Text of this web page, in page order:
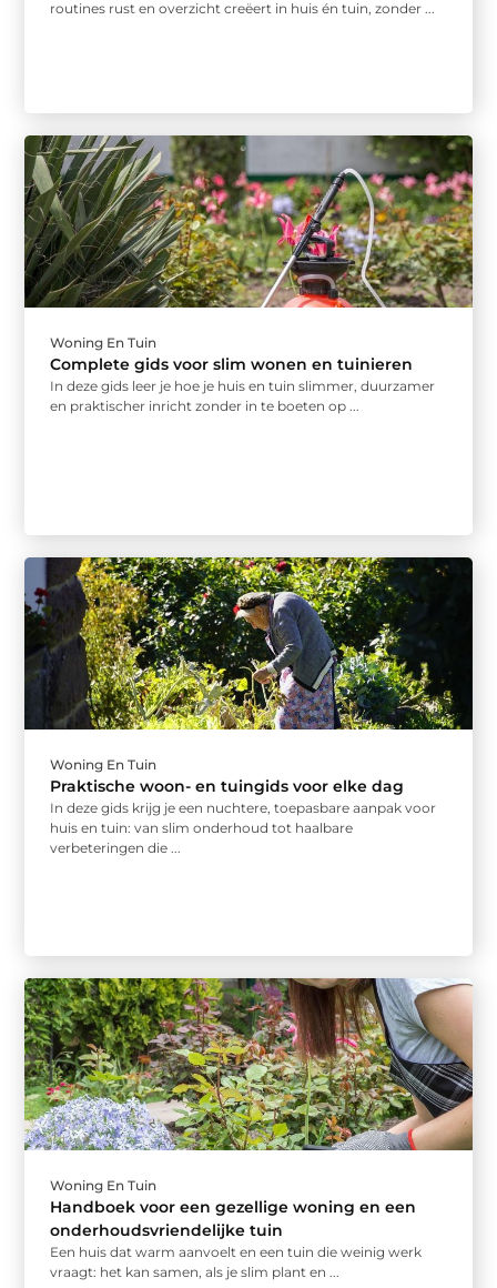
routines rust en overzicht creëert in huis én tuin, zonder ...
Woning En Tuin
Complete gids voor slim wonen en tuinieren
In deze gids leer je hoe je huis en tuin slimmer, duurzamer
en praktischer inricht zonder in te boeten op ...
Woning En Tuin
Praktische woon- en tuingids voor elke dag
In deze gids krijg je een nuchtere, toepasbare aanpak voor
huis en tuin: van slim onderhoud tot haalbare
verbeteringen die ...
Woning En Tuin
Handboek voor een gezellige woning en een
onderhoudsvriendelijke tuin
Een huis dat warm aanvoelt en een tuin die weinig werk
vraagt: het kan samen, als je slim plant en ...